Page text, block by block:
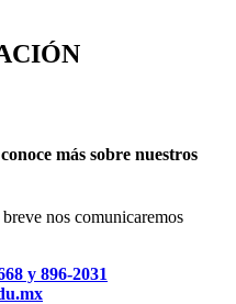
más sobre nuestros
nos comunicaremos
y 896-2031